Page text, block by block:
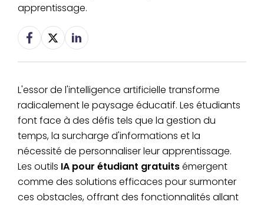
apprentissage.
L'essor de l'intelligence artificielle transforme
radicalement le paysage éducatif. Les étudiants
font face à des défis tels que la gestion du
temps, la surcharge d'informations et la
nécessité de personnaliser leur apprentissage.
Les outils IA pour étudiant gratuitsémergent
comme des solutions efficaces pour surmonter
ces obstacles, offrant des fonctionnalités allant